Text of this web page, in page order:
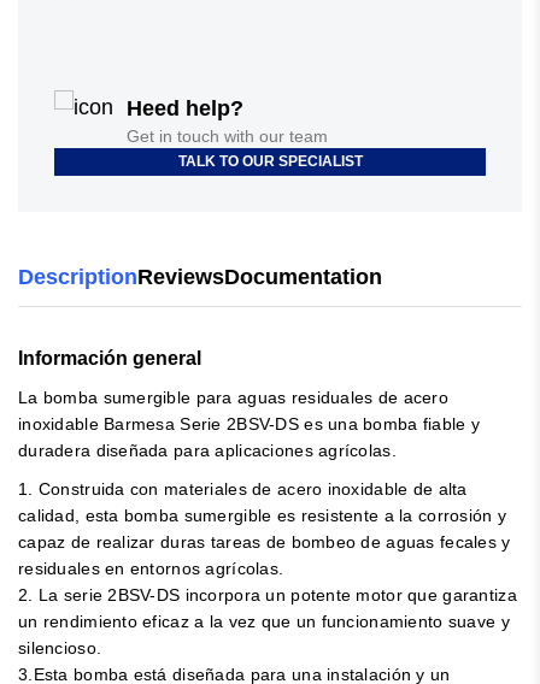
Heed help?
Get in touch with our team
TALK TO OUR SPECIALIST
DescriptionReviewsDocumentation
Información general
La bomba sumergible para aguas residuales de acero
inoxidable Barmesa Serie 2BSV-DS es una bomba fiable y
duradera diseñada para aplicaciones agrícolas.
1. Construida con materiales de acero inoxidable de alta
calidad, esta bomba sumergible es resistente a la corrosión y
capaz de realizar duras tareas de bombeo de aguas fecales y
residuales en entornos agrícolas.
2. La serie 2BSV-DS incorpora un potente motor que garantiza
un rendimiento eficaz a la vez que un funcionamiento suave y
silencioso.
3.Esta bomba está diseñada para una instalación y un